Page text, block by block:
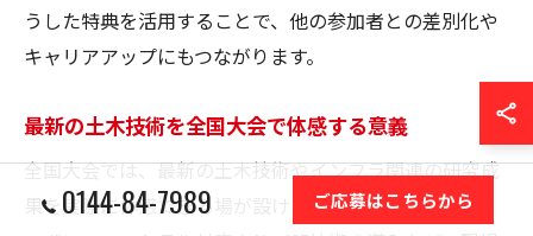
うした特典を活用することで、他の参加者との差別化や
キャリアアップにもつながります。
最新の土木技術を全国大会で体感する意義
全国大会では、最新の土木技術やインフラ関連の研究成
果を実際に体感できる場が設けられています。特に、カ
0144-84-7989 ご応募はこちらから